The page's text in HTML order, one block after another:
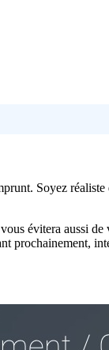
Soyez
évitera aussi
prochainement,